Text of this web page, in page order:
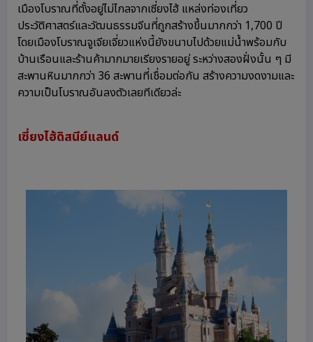
เมืองโบราณที่ตั้งอยู่ไม่ไกลจากเซี่ยงไฮ้ แหล่งท่องเที่ยว
ประวัติศาสตร์และวัฒนธรรมจีนที่ถูกสร้างขึ้นมากกว่า 1,700 ปี
โดยเมืองโบราณจูเจียเจี่ยวแห่งนี้ยังขนาบไปด้วยแม่น้ำพร้อมกับ
บ้านเรือนและร้านค้ามากมายเรียงรายอยู่ ระหว่างสองฝั่งนั้น ๆ มี
สะพานหินมากกว่า 36 สะพานที่เชื่อมต่อกัน สร้างความงดงามและ
ความเป็นโบราณอันลงตัวเลยทีเดียวล่ะ
เซี่ยงไฮ้ดิสนีย์แลนด์